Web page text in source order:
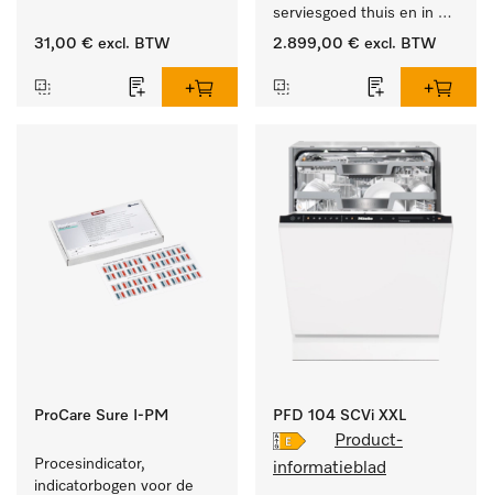
31,00 € excl. BTW
serviesgoed thuis en in
bedrijfs- of spoelkeukens.
2.899,00 € excl. BTW
ProCare Sure I-PM
Procesindicator,
indicatorbogen voor de
PFD 104 SCVi XXL
Product-
informatieblad